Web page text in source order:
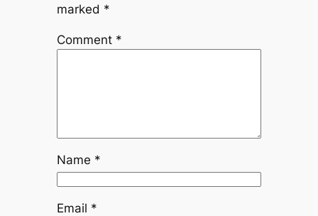
marked *
Comment *
Name *
Email *